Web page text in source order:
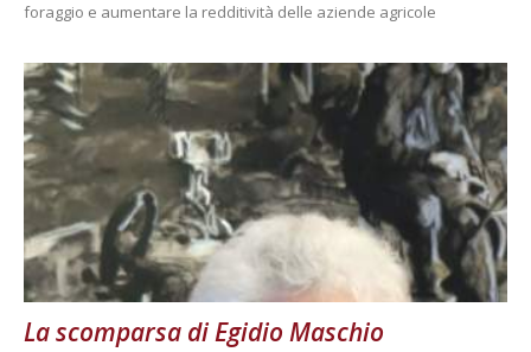
foraggio e aumentare la redditività delle aziende agricole
La scomparsa di Egidio Maschio